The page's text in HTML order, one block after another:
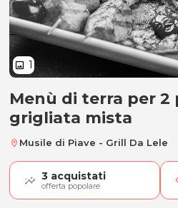
image 1
Menù di terra
Menù di terra per 2
grigliata mista
location_on Musile di Piave - Grill Da Lele
3 acquistati
offerta popolare